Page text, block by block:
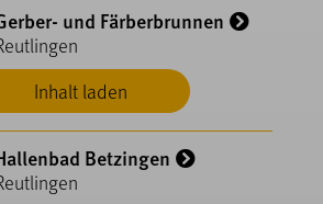
Inhalt laden
und Färberbrunnen
Betzingen